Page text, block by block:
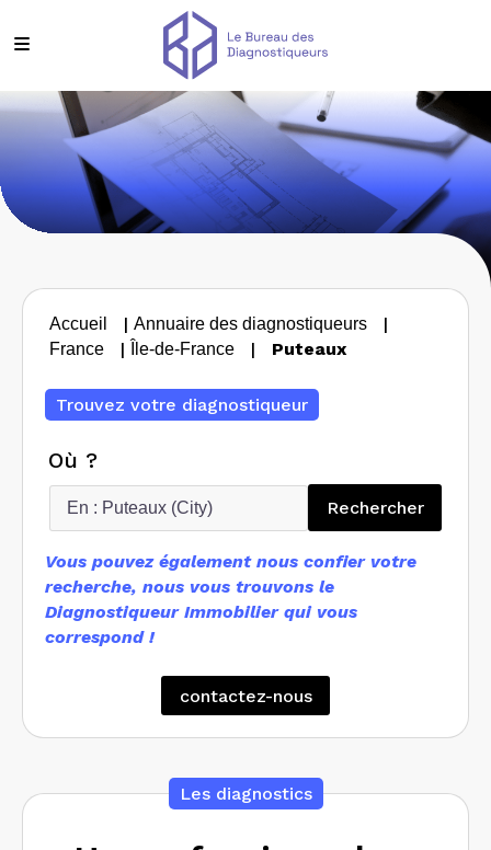
Accueil | Annuaire des diagnostiqueurs |
France | Île-de-France | Puteaux
Trouvez votre diagnostiqueur
Où ?
Rechercher
Vous pouvez également nous confier votre
recherche, nous vous trouvons le
Diagnostiqueur Immobilier qui vous
correspond !
contactez-nous
Les diagnostics